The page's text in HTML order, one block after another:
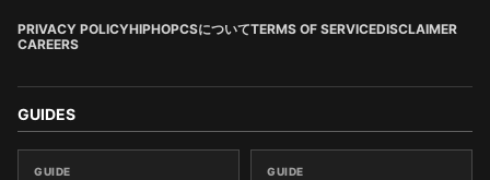
PRIVACY POLICYHIPHOPCSについてTERMS OF SERVICEDISCLAIMER
CAREERS
GUIDES
GUIDE GUIDE